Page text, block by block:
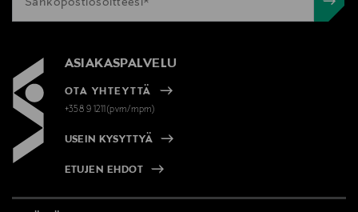
ASIAKASPALVELU
OTA YHTEYTTÄ
+358 9 1211(pvm/mpm)
USEIN KYSYTTYÄ
ETUJEN EHDOT